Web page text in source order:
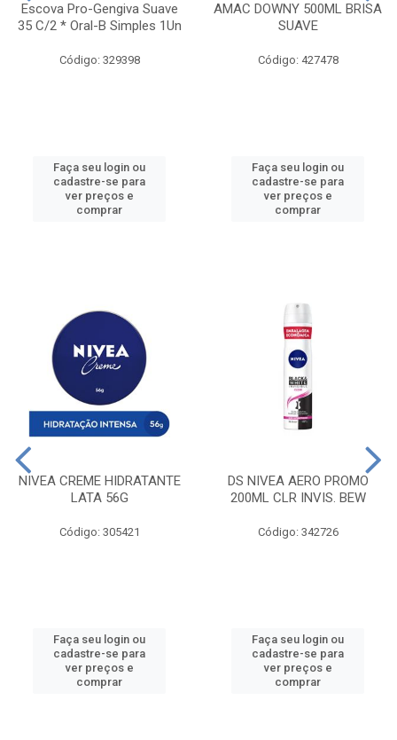
Escova Pro-Gengiva Suave
35 C/2 * Oral-B Simples 1Un
Código: 329398
Faça seu login ou
cadastre-se para
ver preços e
comprar
AMAC DOWNY 500ML BRISA
SUAVE
Código: 427478
Faça seu login ou
cadastre-se para
ver preços e
comprar
NIVEA CREME HIDRATANTE
LATA 56G
Código: 305421
Faça seu login ou
cadastre-se para
ver preços e
comprar
DS NIVEA AERO PROMO
200ML CLR INVIS. BEW
Código: 342726
Faça seu login ou
cadastre-se para
ver preços e
comprar